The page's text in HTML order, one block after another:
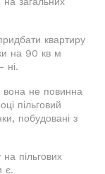
квартиру
на 90 кв м
ні.
вона не повинна
пільговий
побудовані з
пільгових
є.